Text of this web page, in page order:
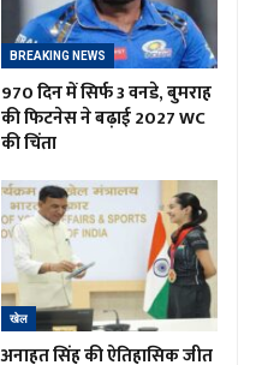
BREAKING NEWS
970 दिन में सिर्फ 3 वनडे, बुमराह
की फिटनेस ने बढ़ाई 2027 WC
की चिंता
खेल
अनाहत सिंह की ऐतिहासिक जीत